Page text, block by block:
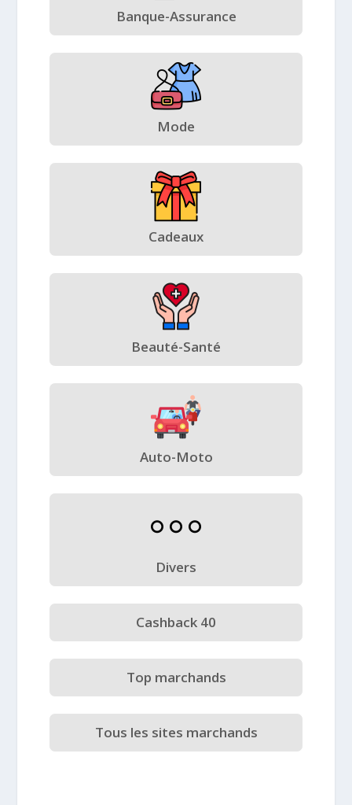
Banque-Assurance
Mode
Cadeaux
Beauté-Santé
Auto-Moto
Divers
Cashback 40
Top marchands
Tous les sites marchands